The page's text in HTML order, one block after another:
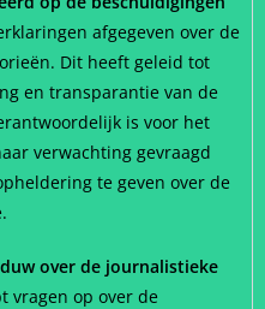
afgegeven over de
Dit heeft geleid tot
en transparantie van de
is voor het
verwachting gevraagd
te geven over de
over de journalistieke
vragen op over de